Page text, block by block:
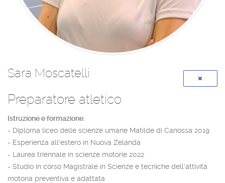
Sara Moscatelli
Preparatore atletico
Istruzione e formazione:
- Diploma liceo delle scienze umane Matilde di Canossa 2019
- Esperienza all’estero in Nuova Zelanda
- Laurea triennale in scienze motorie 2022
- Studio in corso Magistrale in Scienze e tecniche dell’attività
motoria preventiva e adattata